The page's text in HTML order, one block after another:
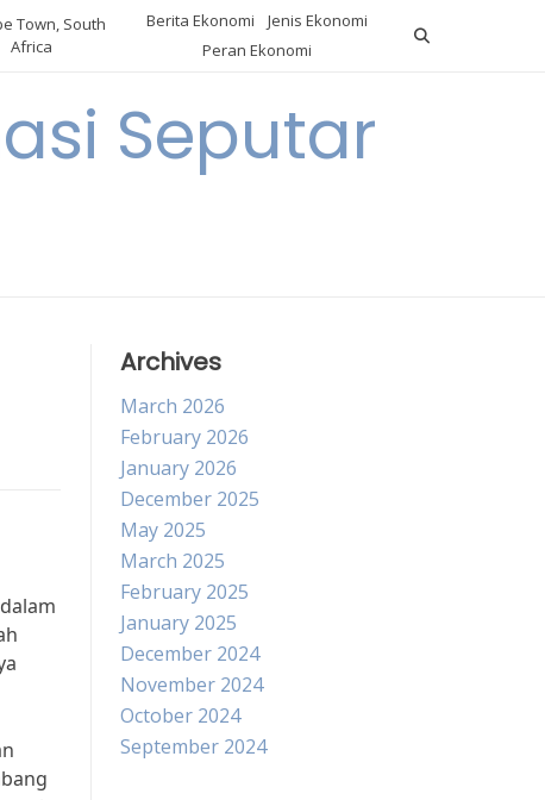
Town, South
Africa
Berita Ekonomi
Jenis Ekonomi
Peran Ekonomi
Seputar
Archives
March 2026
February 2026
January 2026
December 2025
May 2025
March 2025
February 2025
January 2025
December 2024
November 2024
October 2024
September 2024